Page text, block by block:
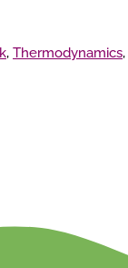
, Thermodynamics,